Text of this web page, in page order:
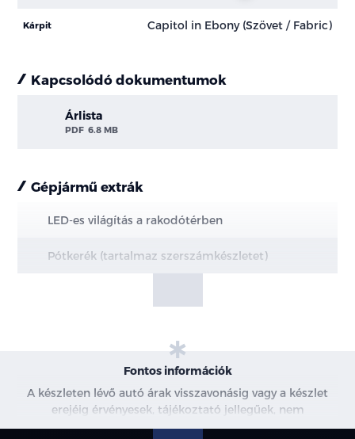
Kárpit Capitol in Ebony (Szövet / Fabric)
Kapcsolódó dokumentumok
Árlista
PDF 6.8 MB
Gépjármű extrák
LED-es világítás a rakodótérben
Pótkerék (tartalmaz szerszámkészletet)
Fontos információk
A készleten lévő autó árak visszavonásig vagy a készlet
erejéig érvényesek, tájékoztató jellegűek, nem
minősülnek ajánlattételnek, a képek csak illusztrációk. A